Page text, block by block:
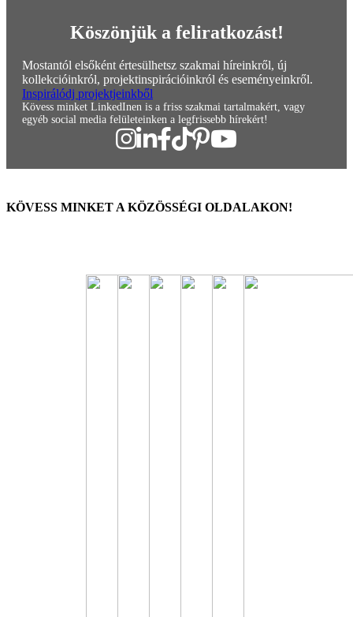
Köszönjük a feliratkozást!
Mostantól elsőként értesülhetsz szakmai híreinkről, új
kollekcióinkról, projektinspirációinkról és eseményeinkről.
Inspirálódj projektjeinkből
Kövess minket LinkedInen is a friss szakmai tartalmakért, vagy
egyéb social media felületeinken a legfrissebb hírekért!
KÖVESS MINKET A KÖZÖSSÉGI OLDALAKON!